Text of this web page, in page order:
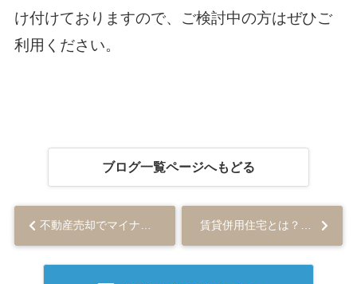
け付けておりますので、ご検討中の方はぜひご
利用ください。
ブログ一覧ページへもどる
不動産売却でマイナンバーが必要なケースや提示が必要な理由・注意点を解説... 賃貸併用住宅とは？売却しにくい理由と買主を見つけるコツを解説...